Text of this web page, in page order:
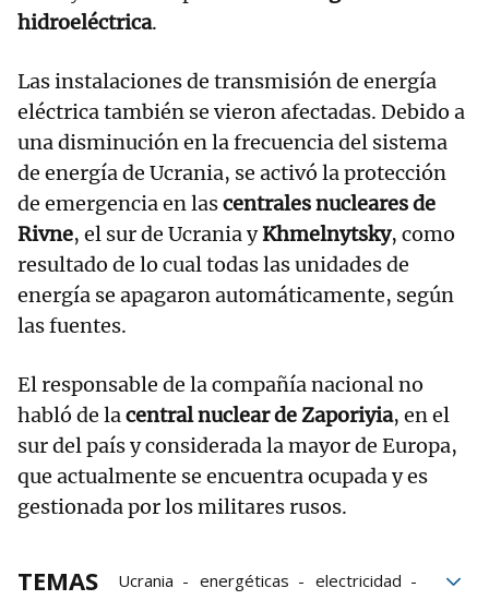
hidroeléctrica.
Las instalaciones de transmisión de energía
eléctrica también se vieron afectadas. Debido a
una disminución en la frecuencia del sistema
de energía de Ucrania, se activó la protección
de emergencia en lascentrales nucleares de
Rivne, el sur de Ucrania yKhmelnytsky, como
resultado de lo cual todas las unidades de
energía se apagaron automáticamente, según
las fuentes.
El responsable de la compañía nacional no
habló de lacentral nuclear de Zaporiyia, en el
sur del país y considerada la mayor de Europa,
que actualmente se encuentra ocupada y es
gestionada por los militares rusos.
TEMAS Ucrania energéticas
electricidad